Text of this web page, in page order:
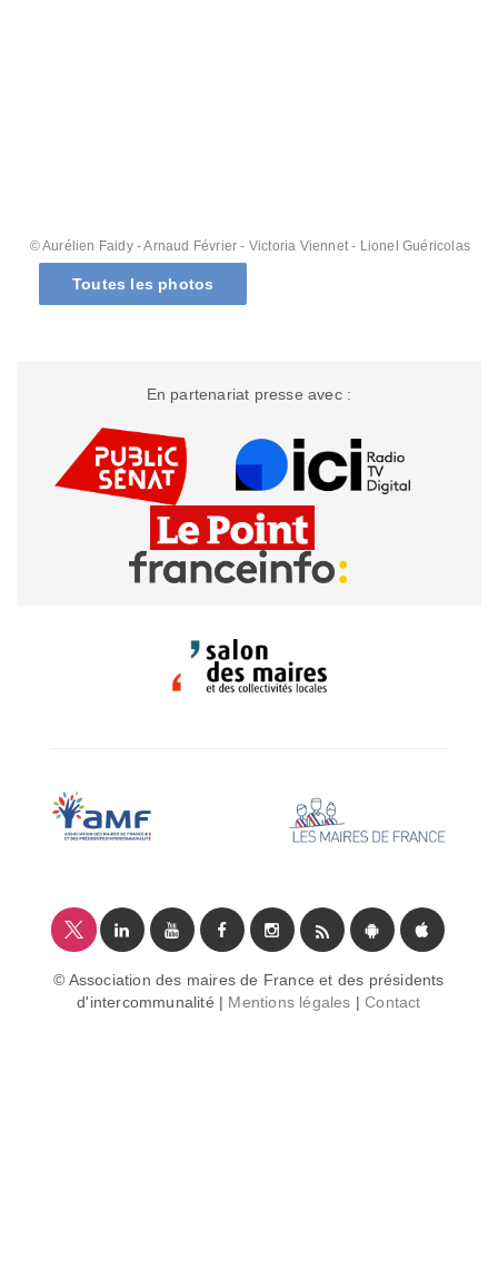
© Aurélien Faidy - Arnaud Février - Victoria Viennet - Lionel Guéricolas
Toutes les photos
En partenariat presse avec :
© Association des maires de France et des présidents
d'intercommunalité | Mentions légales |Contact